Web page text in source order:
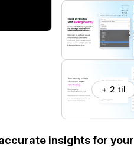
+ 2 til
insights for your